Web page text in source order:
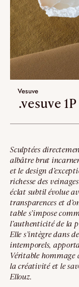
Vesuve
.vesuve 1P
Sculptées
albâtre brut
et le design
richesse des
éclat subtil évolue
transparences et
table s’impose
l’authenticité de la
Elle s’intègre dans
intemporels,
Véritable
la créativité et le
Ellouz.